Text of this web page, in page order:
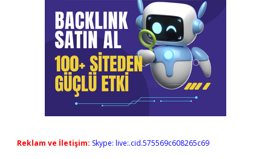
Reklam ve İletişim: Skype: live:.cid.575569c608265c69